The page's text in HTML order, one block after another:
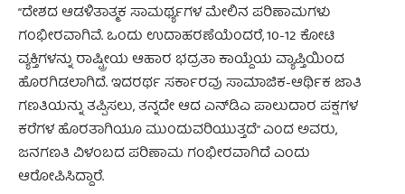
“ದೇಶದ ಆಡಳಿತಾತ್ಮಕ ಸಾಮರ್ಥ್ಯಗಳ ಮೇಲಿನ ಪರಿಣಾಮಗಳು
ಗಂಭೀರವಾಗಿವೆ. ಒಂದು ಉದಾಹರಣೆಯೆಂದರೆ, 10-12 ಕೋಟಿ
ವ್ಯಕ್ತಿಗಳನ್ನು ರಾಷ್ಟ್ರೀಯ ಆಹಾರ ಭದ್ರತಾ ಕಾಯ್ದೆಯ ವ್ಯಾಪ್ತಿಯಿಂದ
ಹೊರಗಿಡಲಾಗಿದೆ. ಇದರರ್ಥ ಸರ್ಕಾರವು ಸಾಮಾಜಿಕ-ಆರ್ಥಿಕ ಜಾತಿ
ಗಣತಿಯನ್ನು ತಪ್ಪಿಸಲು, ತನ್ನದೇ ಆದ ಎನ್‌ಡಿಎ ಪಾಲುದಾರ ಪಕ್ಷಗಳ
ಕರೆಗಳ ಹೊರತಾಗಿಯೂ ಮುಂದುವರಿಯುತ್ತದೆ” ಎಂದ ಅವರು,
ಜನಗಣತಿ ವಿಳಂಬದ ಪರಿಣಾಮ ಗಂಭೀರವಾಗಿದೆ ಎಂದು
ಆರೋಪಿಸಿದ್ದಾರೆ.